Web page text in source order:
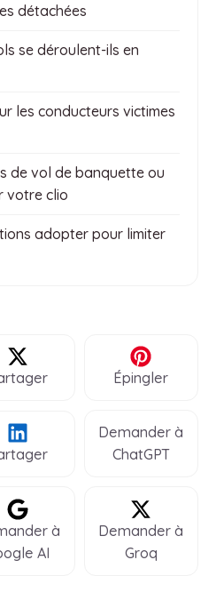
détachées
se déroulent-ils en
les conducteurs victimes
de vol de banquette ou
votre clio
adopter pour limiter
Épingler
Demander à
ChatGPT
à
AI
Demander à
Groq